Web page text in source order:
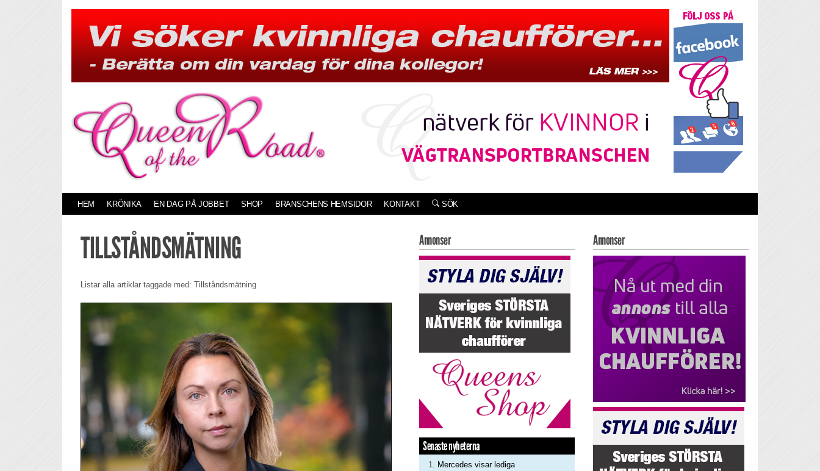
HEM KRÖNIKA EN DAG PÅ JOBBET SHOP BRANSCHENS HEMSIDOR KONTAKT SÖK
TILLSTÅNDSMÄTNING
Listar alla artiklar taggade med: Tillståndsmätning
Annonser
Senaste nyheterna
Mercedes visar lediga
Annonser